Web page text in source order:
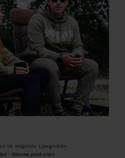
de volgende categorieën:
- Nieuwe producten